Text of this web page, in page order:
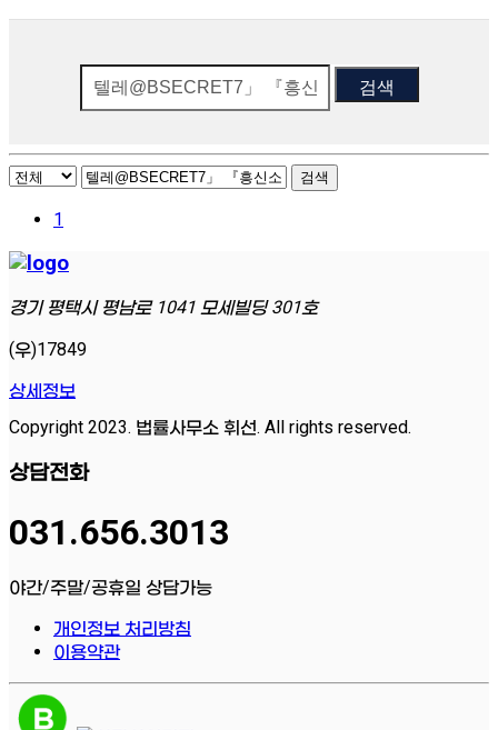
검색
검색
1
경기 평택시 평남로 1041 모세빌딩 301호
(우)17849
상세정보
Copyright 2023. 법률사무소 휘선. All rights reserved.
상담전화
031.656.3013
야간/주말/공휴일 상담가능
개인정보 처리방침
이용약관